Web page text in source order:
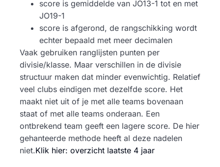
score is gemiddelde van JO13-1 tot en met
JO19-1
score is afgerond, de rangschikking wordt
echter bepaald met meer decimalen
Vaak gebruiken ranglijsten punten per
divisie/klasse. Maar verschillen in de divisie
structuur maken dat minder evenwichtig. Relatief
veel clubs eindigen met dezelfde score. Het
maakt niet uit of je met alle teams bovenaan
staat of met alle teams onderaan. Een
ontbrekend team geeft een lagere score. De hier
gehanteerde methode heeft al deze nadelen
niet.Klik hier: overzicht laatste 4 jaar